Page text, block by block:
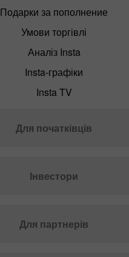
Подарки за пополнение
Умови торгівлі
Аналіз Insta
Insta-графіки
Insta TV
Для початківців
Інвестори
Для партнерів